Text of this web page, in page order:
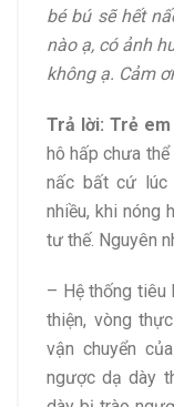
bé bú sẽ hết
nào ạ, có ảnh
không ạ. Cảm
Trả lời:Trẻ
hô hấp chưa
nấc bất cứ lúc
nhiều, khi nóng
tư thế. Nguyên
– Hệ thống tiêu
thiện, vòng
vận chuyển
ngược dạ dày